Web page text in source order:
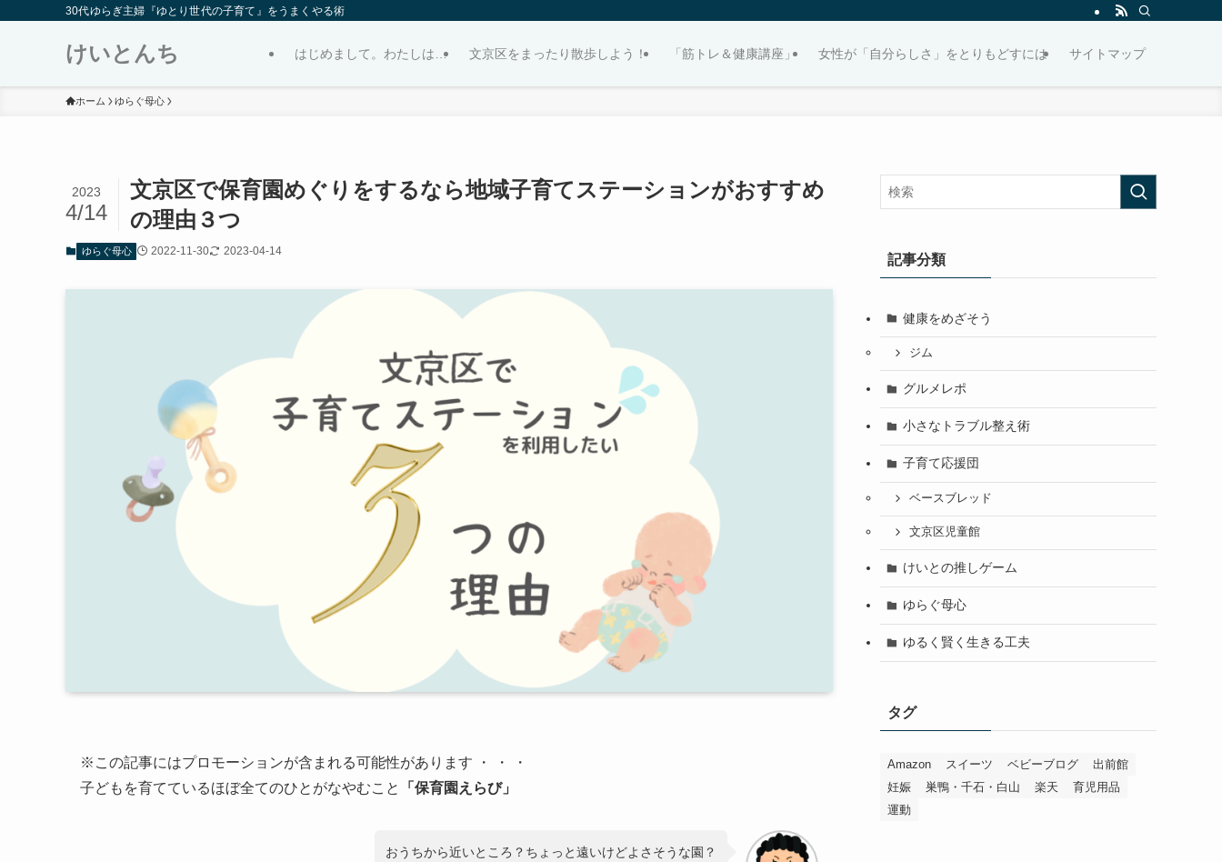
30代ゆらぎ主婦『ゆとり世代の子育て』をうまくやる術
けいとんち はじめまして。わたしは… 文京区をまったり散歩しよう！ 「筋トレ＆健康講座」 女性が「自分らしさ」をとりもどすには サイトマップ
ホーム ゆらぐ母心
文京区で保育園めぐりをするなら地域子育てステーションがおすすめ
の理由３つ
2023
4/14
ゆらぐ母心 2022-11-30 2023-04-14
※この記事にはプロモーションが含まれる可能性があります ・ ・ ・
子どもを育てているほぼ全てのひとがなやむこと
「保育園えらび」
おうちから近いところ？ちょっと遠いけどよさそうな園？
記事分類
健康をめざそう
ジム
グルメレポ
小さなトラブル整え術
子育て応援団
ベースブレッド
文京区児童館
けいとの推しゲーム
ゆらぐ母心
ゆるく賢く生きる工夫
タグ
Amazon スイーツ ベビーブログ
出前館
妊娠
巣鴨・千石・白山 楽天
育児用品
運動